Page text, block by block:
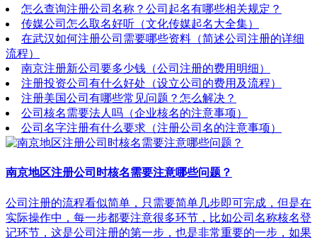
怎么查询注册公司名称？公司起名有哪些相关规定？
传媒公司怎么取名好听（文化传媒起名大全集）
在武汉如何注册公司需要哪些资料（简述公司注册的详细
流程）
南京注册新公司要多少钱（公司注册的费用明细）
注册投资公司有什么好处（设立公司的费用及流程）
注册美国公司有哪些常见问题？怎么解决？
公司核名需要法人吗（企业核名的注意事项）
公司名字注册有什么要求（注册公司名的注意事项）
南京地区注册公司时核名需要注意哪些问题？
公司注册的流程看似简单，只需要简单几步即可完成，但是在
实际操作中，每一步都要注意很多环节，比如公司名称核名登
记环节，这是公司注册的第一步，也是非常重要的一步，如果